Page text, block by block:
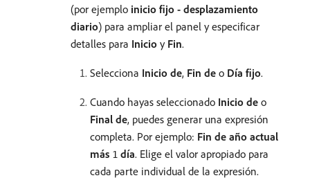
(por ejemplo inicio fijo - desplazamiento
diario) para ampliar el panel y especificar
detalles para Inicio y Fin.
Selecciona Inicio de, Fin de o Día fijo.
Cuando hayas seleccionado Inicio de o
Final de, puedes generar una expresión
completa. Por ejemplo: Fin de año actual
más 1 día. Elige el valor apropiado para
cada parte individual de la expresión.